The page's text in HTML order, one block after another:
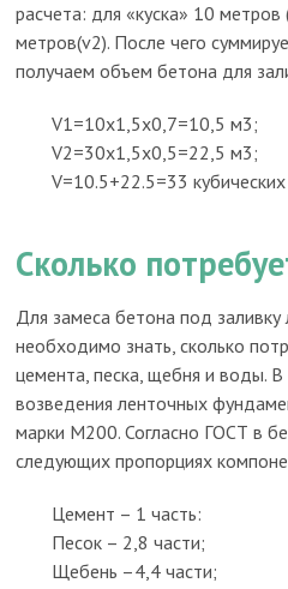
расчета: для «куска» 10 метров
метров(v2). После чего
получаем объем бетона для
V1=10х1,5х0,7=10,5 м3;
V2=30х1,5х0,5=22,5 м3;
V=10.5+22.5=33
Сколько
Для замеса бетона под
необходимо знать, сколько
цемента, песка, щебня и воды.
возведения ленточных
марки М200. Согласно ГОСТ в
следующих пропорциях
Цемент – 1 часть:
Песок – 2,8 части;
Щебень –4,4 части;